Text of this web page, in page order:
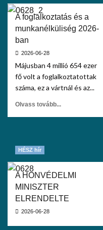
A foglalkoztatás és a
munkanélküliség 2026-
ban
2026-06-28
Májusban 4 millió 654 ezer
fő volt a foglalkoztatottak
száma, ez a vártnál és az...
Olvass tovább...
HÉSZ hír
A HONVÉDELMI
MINISZTER
ELRENDELTE
2026-06-28